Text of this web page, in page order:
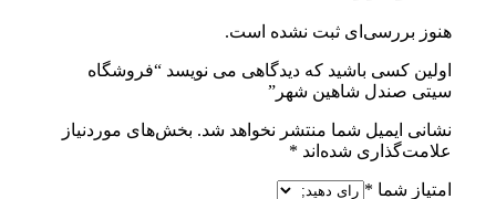
هنوز بررسی‌ای ثبت نشده است.
اولین کسی باشید که دیدگاهی می نویسد “فروشگاه
سیتی صندل شاهین شهر”
نشانی ایمیل شما منتشر نخواهد شد. بخش‌های موردنیاز
علامت‌گذاری شده‌اند *
امتیاز شما *